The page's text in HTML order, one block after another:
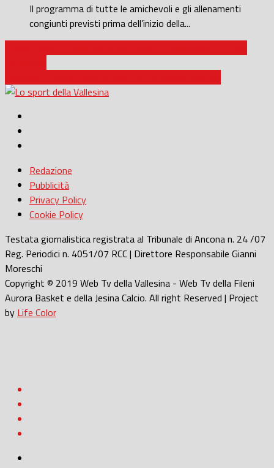
Il programma di tutte le amichevoli e gli allenamenti
congiunti previsti prima dell’inizio della...
Redazione
Pubblicità
Privacy Policy
Cookie Policy
Testata giornalistica registrata al Tribunale di Ancona n. 24 /07
Reg. Periodici n. 4051/07 RCC | Direttore Responsabile Gianni
Moreschi
Copyright © 2019 Web Tv della Vallesina - Web Tv della Fileni
Aurora Basket e della Jesina Calcio. All right Reserved | Project
by Life Color